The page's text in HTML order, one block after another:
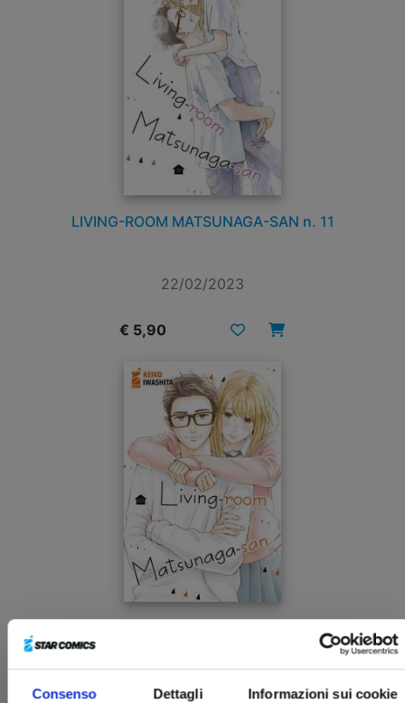
Consenso Dettagli Informazioni sui cookie
LIVING-ROOM MATSUNAGA-SAN n. 11
22/02/2023
€ 5,90
LIVING-ROOM MATSUNAGA-SAN n. 10
23/11/2022